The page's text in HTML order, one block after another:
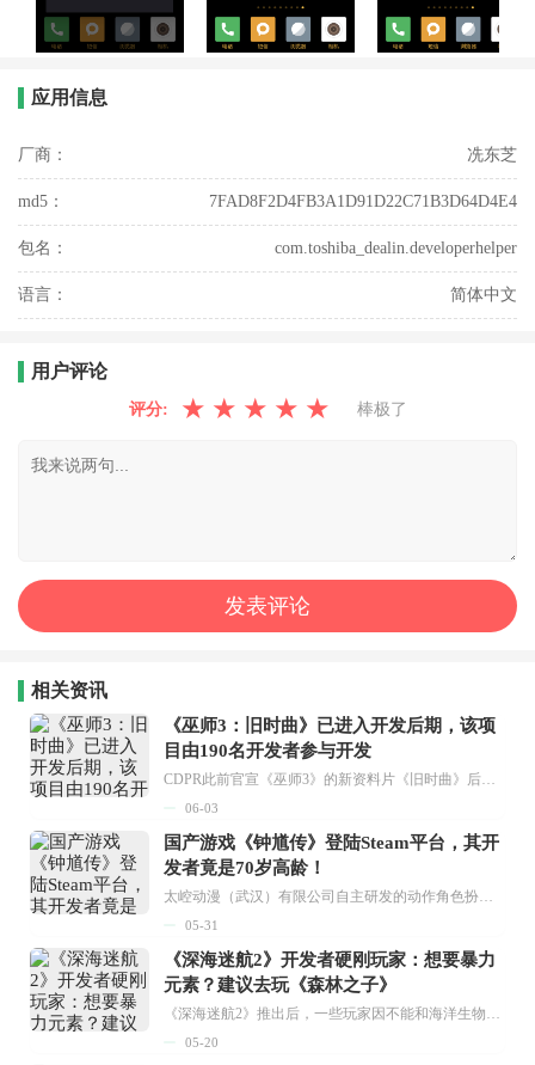
应用信息
厂商： 冼东芝
md5： 7FAD8F2D4FB3A1D91D22C71B3D64D4E4
包名： com.toshiba_dealin.developerhelper
语言： 简体中文
用户评论
评分: ★ ★ ★ ★ ★ 棒极了
相关资讯
《巫师3：旧时曲》已进入开发后期，该项
目由190名开发者参与开发
06-03
国产游戏《钟馗传》登陆Steam平台，其开
发者竟是70岁高龄！
05-31
《深海迷航2》开发者硬刚玩家：想要暴力
元素？建议去玩《森林之子》
05-20